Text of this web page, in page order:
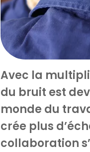
Avec la
du bruit est
monde du
crée plus
collaboration